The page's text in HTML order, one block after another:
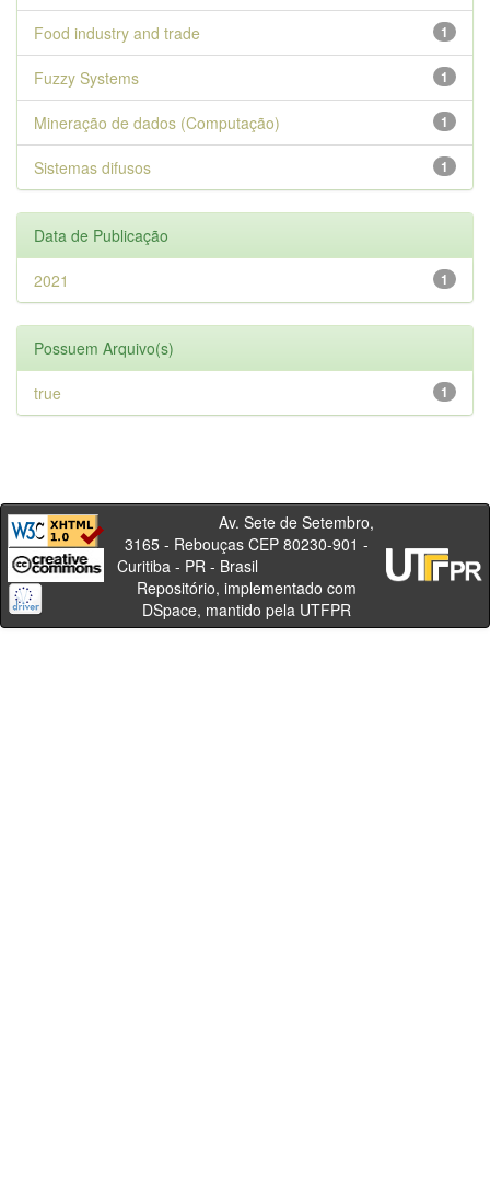
1
Food industry and trade
1
Fuzzy Systems
1
Mineração de dados (Computação)
1
Sistemas difusos
Data de Publicação
1
2021
Possuem Arquivo(s)
1
true
Av. Sete de Setembro,
3165 - Rebouças CEP 80230-901 -
Curitiba - PR - Brasil
Repositório, implementado com
DSpace, mantido pela UTFPR